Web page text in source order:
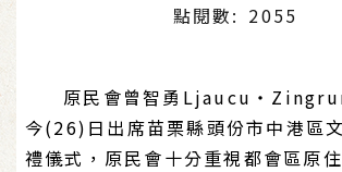
點閱數: 2055
原民會曾智勇Ljaucu‧Zingrur
今(26)日出席苗栗縣頭份市中港區
禮儀式，原民會十分重視都會區原